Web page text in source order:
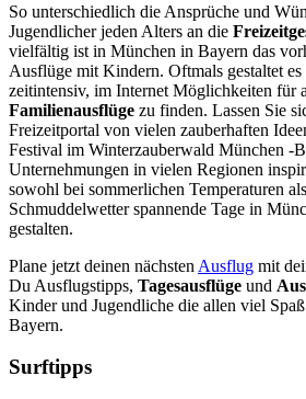
So unterschiedlich die Ansprüche und
Jugendlicher jeden Alters an die
vielfältig ist in München in Bayern das
Ausflüge mit Kindern. Oftmals gestaltet
zeitintensiv, im Internet Möglichkeiten für
Familienausflüge zu finden. Lassen Sie
Freizeitportal von vielen zauberhaften
Festival im Winterzauberwald München -
Unternehmungen in vielen Regionen
sowohl bei sommerlichen Temperaturen
Schmuddelwetter spannende Tage in
gestalten.
Plane jetzt deinen nächsten Ausflug mit
Du Ausflugstipps, Tagesausflüge und
Kinder und Jugendliche die allen viel
Bayern.
Surftipps